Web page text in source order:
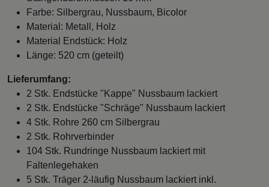
Farbe: Silbergrau, Nussbaum, Bicolor
Material: Metall, Holz
Material Endstück: Holz
Länge: 520 cm (geteilt)
Lieferumfang:
2 Stk. Endstücke "Kappe" Nussbaum lackiert
2 Stk. Endstücke "Schräge" Nussbaum lackiert
4 Stk. Rohre 260 cm Silbergrau
2 Stk. Rohrverbinder
104 Stk. Rundringe Nussbaum lackiert mit
Faltenlegehaken
5 Stk. Träger 2-läufig Nussbaum lackiert inkl.